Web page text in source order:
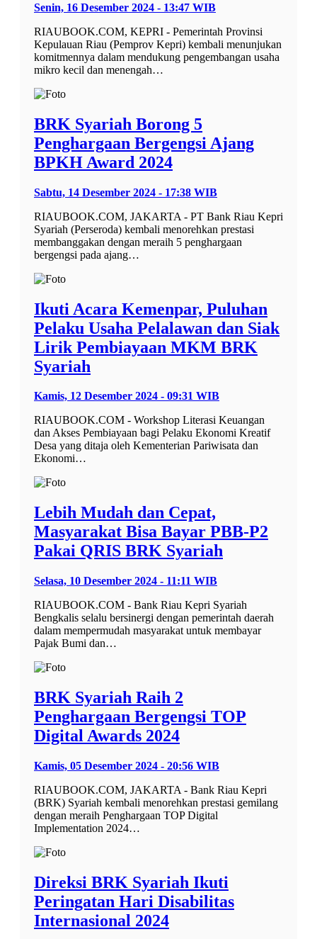
Senin, 16 Desember 2024 - 13:47 WIB
RIAUBOOK.COM, KEPRI - Pemerintah Provinsi
Kepulauan Riau (Pemprov Kepri) kembali menunjukan
komitmennya dalam mendukung pengembangan usaha
mikro kecil dan menengah…
BRK Syariah Borong 5
Penghargaan Bergengsi Ajang
BPKH Award 2024
Sabtu, 14 Desember 2024 - 17:38 WIB
RIAUBOOK.COM, JAKARTA - PT Bank Riau Kepri
Syariah (Perseroda) kembali menorehkan prestasi
membanggakan dengan meraih 5 penghargaan
bergengsi pada ajang…
Ikuti Acara Kemenpar, Puluhan
Pelaku Usaha Pelalawan dan Siak
Lirik Pembiayaan MKM BRK
Syariah
Kamis, 12 Desember 2024 - 09:31 WIB
RIAUBOOK.COM - Workshop Literasi Keuangan
dan Akses Pembiayaan bagi Pelaku Ekonomi Kreatif
Desa yang ditaja oleh Kementerian Pariwisata dan
Ekonomi…
Lebih Mudah dan Cepat,
Masyarakat Bisa Bayar PBB-P2
Pakai QRIS BRK Syariah
Selasa, 10 Desember 2024 - 11:11 WIB
RIAUBOOK.COM - Bank Riau Kepri Syariah
Bengkalis selalu bersinergi dengan pemerintah daerah
dalam mempermudah masyarakat untuk membayar
Pajak Bumi dan…
BRK Syariah Raih 2
Penghargaan Bergengsi TOP
Digital Awards 2024
Kamis, 05 Desember 2024 - 20:56 WIB
RIAUBOOK.COM, JAKARTA - Bank Riau Kepri
(BRK) Syariah kembali menorehkan prestasi gemilang
dengan meraih Penghargaan TOP Digital
Implementation 2024…
Direksi BRK Syariah Ikuti
Peringatan Hari Disabilitas
Internasional 2024